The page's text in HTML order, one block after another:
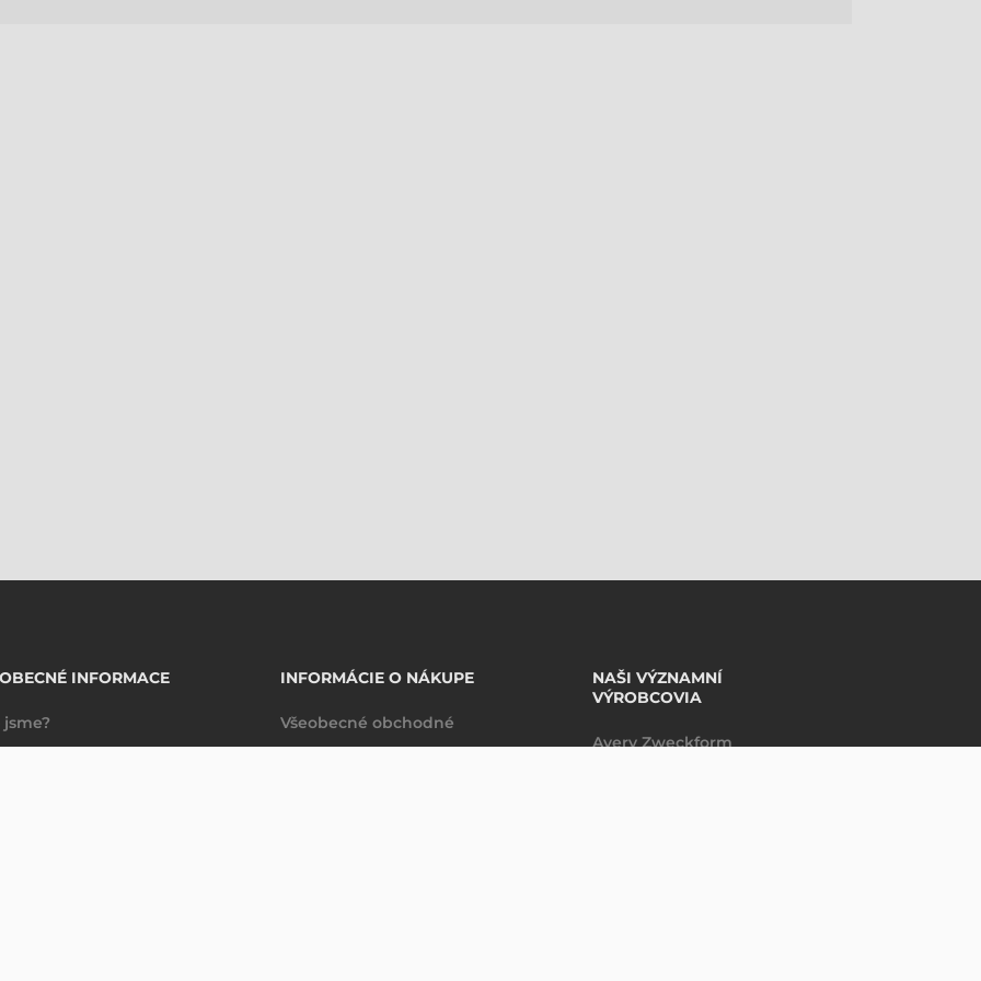
INFORMACE
jsme?
INFORMÁCIE O NÁKUPE
Všeobecné obchodné
NAŠI VÝZNAMNÍ
VÝROBCOVIA
Avery Zweckform